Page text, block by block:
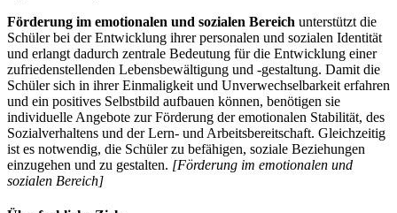
Förderung im emotionalen und sozialen Bereich unterstützt die
Schüler bei der Entwicklung ihrer personalen und sozialen Identität
und erlangt dadurch zentrale Bedeutung für die Entwicklung einer
zufriedenstellenden Lebensbewältigung und -gestaltung. Damit die
Schüler sich in ihrer Einmaligkeit und Unverwechselbarkeit erfahren
und ein positives Selbstbild aufbauen können, benötigen sie
individuelle Angebote zur Förderung der emotionalen Stabilität, des
Sozialverhaltens und der Lern- und Arbeitsbereitschaft. Gleichzeitig
ist es notwendig, die Schüler zu befähigen, soziale Beziehungen
einzugehen und zu gestalten. [Förderung im emotionalen und
sozialen Bereich]